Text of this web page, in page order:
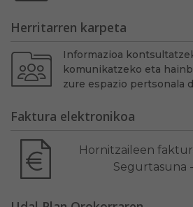
Herritarren karpeta
Informazioa
komunikatzeko eta
zure espazio pertsonala
Faktura elektronikoa
Hornitzaileen
Segurtasuna